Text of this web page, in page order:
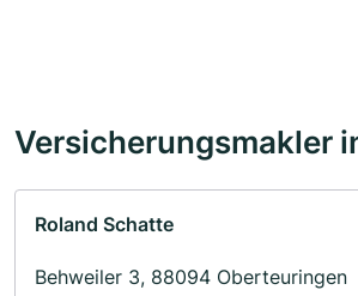
Versicherungsmakler
Roland Schatte
Behweiler 3, 88094 Oberteuringen